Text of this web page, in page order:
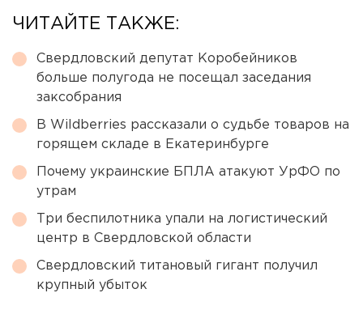
ЧИТАЙТЕ ТАКЖЕ:
Свердловский депутат Коробейников
больше полугода не посещал заседания
заксобрания
В Wildberries рассказали о судьбе товаров на
горящем складе в Екатеринбурге
Почему украинские БПЛА атакуют УрФО по
утрам
Три беспилотника упали на логистический
центр в Свердловской области
Свердловский титановый гигант получил
крупный убыток